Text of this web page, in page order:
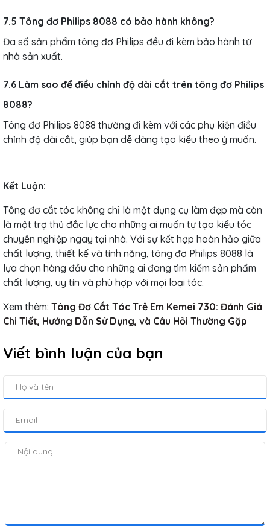
7.5 Tông đơ Philips 8088 có bảo hành không?
Đa số sản phẩm tông đơ Philips đều đi kèm bảo hành từ
nhà sản xuất.
7.6 Làm sao để điều chỉnh độ dài cắt trên tông đơ Philips
8088?
Tông đơ Philips 8088 thường đi kèm với các phụ kiện điều
chỉnh độ dài cắt, giúp bạn dễ dàng tạo kiểu theo ý muốn.
Kết Luận:
Tông đơ cắt tóc không chỉ là một dụng cụ làm đẹp mà còn
là một trợ thủ đắc lực cho những ai muốn tự tạo kiểu tóc
chuyên nghiệp ngay tại nhà. Với sự kết hợp hoàn hảo giữa
chất lượng, thiết kế và tính năng, tông đơ Philips 8088 là
lựa chọn hàng đầu cho những ai đang tìm kiếm sản phẩm
chất lượng, uy tín và phù hợp với mọi loại tóc.
Xem thêm: Tông Đơ Cắt Tóc Trẻ Em Kemei 730: Đánh Giá
Chi Tiết, Hướng Dẫn Sử Dụng, và Câu Hỏi Thường Gặp
Viết bình luận của bạn